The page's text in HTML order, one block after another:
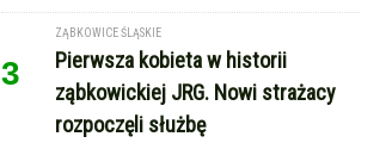
3
ZĄBKOWICE ŚLĄSKIE
Pierwsza kobieta w historii
ząbkowickiej JRG. Nowi strażacy
rozpoczęli służbę